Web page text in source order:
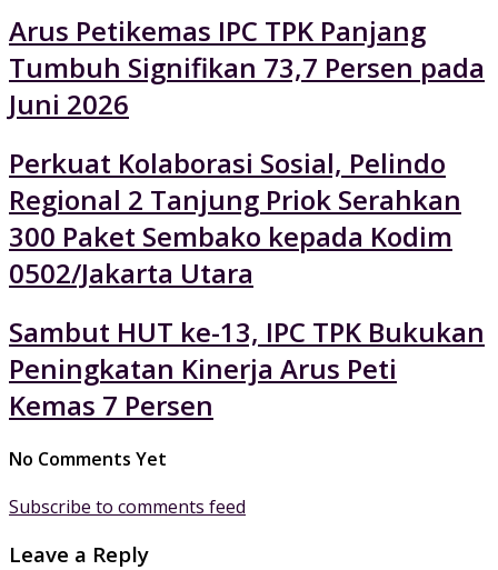
Arus Petikemas IPC TPK Panjang
Tumbuh Signifikan 73,7 Persen pada
Juni 2026
Perkuat Kolaborasi Sosial, Pelindo
Regional 2 Tanjung Priok Serahkan
300 Paket Sembako kepada Kodim
0502/Jakarta Utara
Sambut HUT ke-13, IPC TPK Bukukan
Peningkatan Kinerja Arus Peti
Kemas 7 Persen
No Comments Yet
Subscribe to comments feed
Leave a Reply